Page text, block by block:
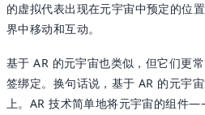
的虚拟代表出现在元宇宙中预定的位
界中移动和互动。
基于 AR 的元宇宙也类似，但它们更
签绑定。换句话说，基于 AR 的元宇
上。AR 技术简单地将元宇宙的组件